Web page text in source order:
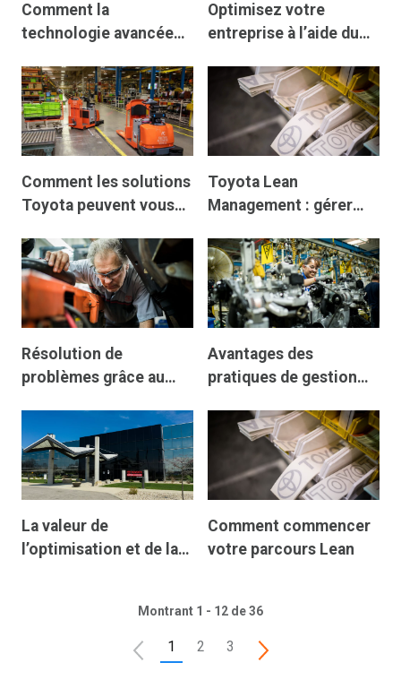
Comment la
technologie avancée
opérations de chariots
élévateurs
Optimisez votre
entreprise à l’aide du
Toyota
Comment les solutions
Toyota peuvent vous
objectifs d’affaires
Toyota Lean
Management : gérer
tous les niveaux
Résolution de
problèmes grâce au
Avantages des
pratiques de gestion
La valeur de
l’optimisation et de la
Comment commencer
votre parcours Lean
Montrant 1 - 12 de 36
1 2 3